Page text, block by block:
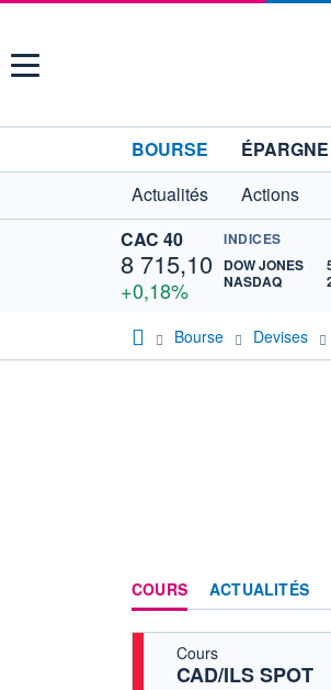
Menu
BOURSE ÉPARGNE
Actualités
Actions
CAC 40
8 715,10
+0,18%
INDICES
DOW JONES
NASDAQ
Bourse Devises
COURS ACTUALITÉS
Cours
CAD/ILS SPOT